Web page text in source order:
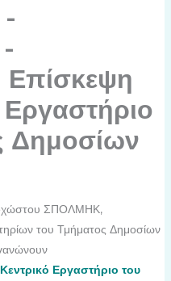
Επίσκεψη
Δημοσίων
ΣΠΟΛΜΗΚ,
του Τμήματος Δημοσίων
Εργαστήριο του